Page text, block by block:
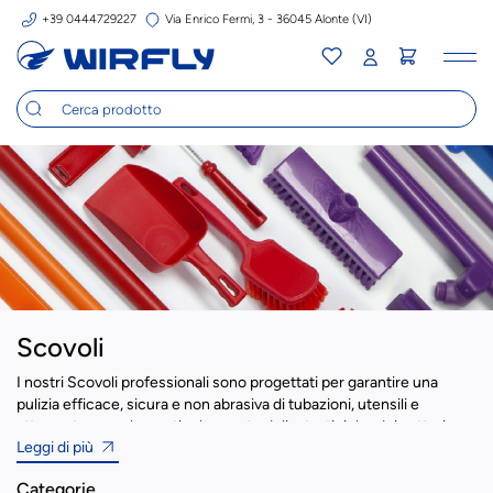
+39 0444729227 Via Enrico Fermi, 3 - 36045 Alonte (VI)
Scovoli
I nostri Scovoli professionali sono progettati per garantire una
pulizia efficace, sicura e non abrasiva di tubazioni, utensili e
attrezzature anche particolarmente delicate, tipiche dei settori
alimentare, farmaceutico, cosmetico e sanitario. Grazie alla loro
Leggi di più